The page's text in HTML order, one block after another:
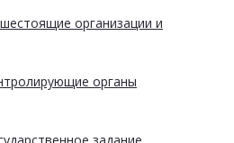
организации и
органы